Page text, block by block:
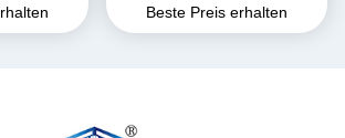
Tierfutter
Beste Preis erhalten